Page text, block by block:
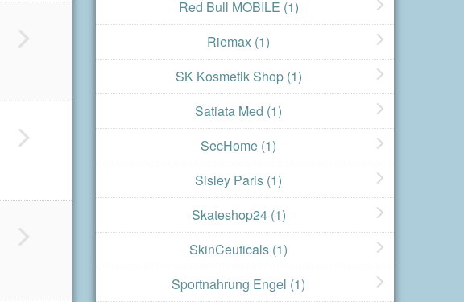
Red Bull MOBILE (1)
Riemax (1)
SK Kosmetik Shop (1)
Satiata Med (1)
SecHome (1)
Sisley Paris (1)
Skateshop24 (1)
SkinCeuticals (1)
Sportnahrung Engel (1)